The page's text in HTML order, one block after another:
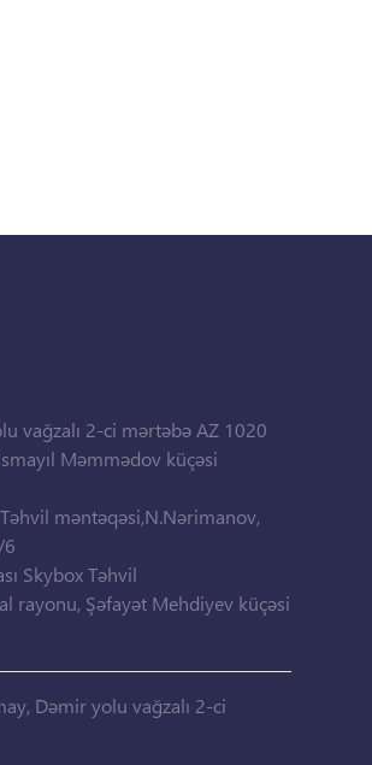
vağzalı 2-ci mərtəbə AZ 1020
Məmmədov küçəsi
məntəqəsi,N.Nərimanov,
Skybox Təhvil
rayonu, Şəfayət Mehdiyev küçəsi
Dəmir yolu vağzalı 2-ci